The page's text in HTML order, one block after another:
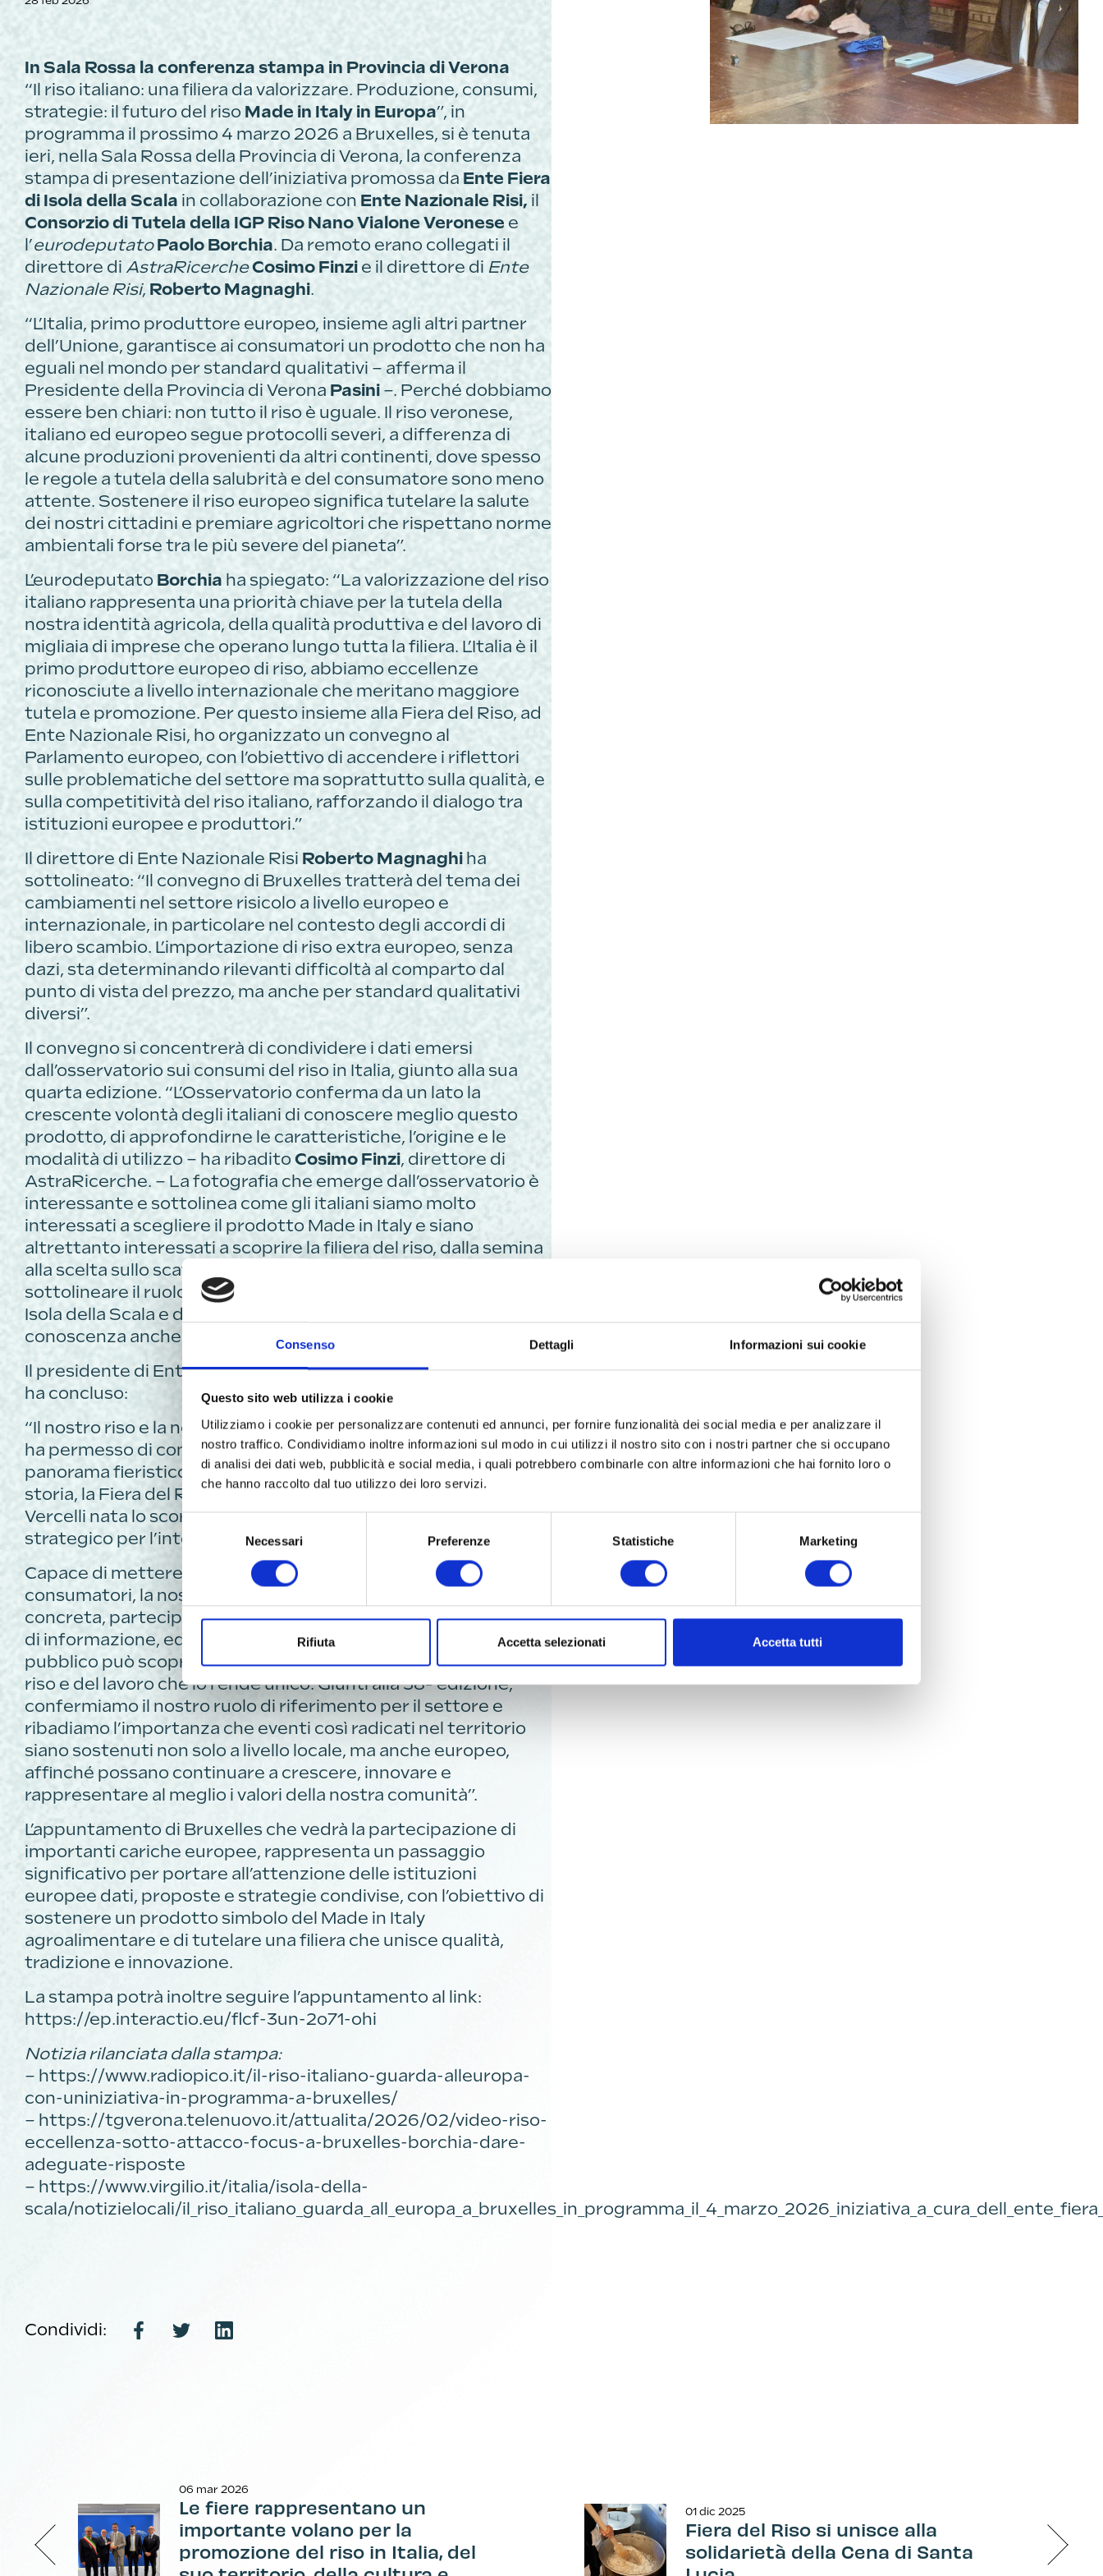
Consenso Dettagli Informazioni sui cookie
Questo sito web utilizza i cookie
Utilizziamo i cookie per personalizzare contenuti ed annunci, per fornire funzionalità dei social media e per analizzare il
nostro traffico. Condividiamo inoltre informazioni sul modo in cui utilizzi il nostro sito con i nostri partner che si occupano
di analisi dei dati web, pubblicità e social media, i quali potrebbero combinarle con altre informazioni che hai fornito loro o
che hanno raccolto dal tuo utilizzo dei loro servizi.
Selezione
del
Necessari Preferenze Statistiche Marketing
Rifiuta Accetta selezionati Accetta tutti
In Sala Rossa la conferenza stampa in Provincia di Verona
“Il riso italiano: una filiera da valorizzare. Produzione, consumi,
strategie: il futuro del riso Made in Italy in Europa”, in
programma il prossimo 4 marzo 2026 a Bruxelles, si è tenuta
ieri, nella Sala Rossa della Provincia di Verona, la conferenza
stampa di presentazione dell’iniziativa promossa da Ente Fiera
di Isola della Scala in collaborazione con Ente Nazionale Risi, il
Consorzio di Tutela della IGP Riso Nano Vialone Veronese e
l’eurodeputato Paolo Borchia. Da remoto erano collegati il
direttore di AstraRicercheCosimo Finzi e il direttore di Ente
Nazionale Risi, Roberto Magnaghi.
“L’Italia, primo produttore europeo, insieme agli altri partner
dell’Unione, garantisce ai consumatori un prodotto che non ha
eguali nel mondo per standard qualitativi – afferma il
Presidente della Provincia di Verona Pasini –. Perché dobbiamo
essere ben chiari: non tutto il riso è uguale. Il riso veronese,
italiano ed europeo segue protocolli severi, a differenza di
alcune produzioni provenienti da altri continenti, dove spesso
le regole a tutela della salubrità e del consumatore sono meno
attente. Sostenere il riso europeo significa tutelare la salute
dei nostri cittadini e premiare agricoltori che rispettano norme
ambientali forse tra le più severe del pianeta”.
L’eurodeputato Borchia ha spiegato: “La valorizzazione del riso
italiano rappresenta una priorità chiave per la tutela della
nostra identità agricola, della qualità produttiva e del lavoro di
migliaia di imprese che operano lungo tutta la filiera. L’Italia è il
primo produttore europeo di riso, abbiamo eccellenze
riconosciute a livello internazionale che meritano maggiore
tutela e promozione. Per questo insieme alla Fiera del Riso, ad
Ente Nazionale Risi, ho organizzato un convegno al
Parlamento europeo, con l’obiettivo di accendere i riflettori
sulle problematiche del settore ma soprattutto sulla qualità, e
sulla competitività del riso italiano, rafforzando il dialogo tra
istituzioni europee e produttori.”
Il direttore di Ente Nazionale Risi Roberto Magnaghi ha
sottolineato: “Il convegno di Bruxelles tratterà del tema dei
cambiamenti nel settore risicolo a livello europeo e
internazionale, in particolare nel contesto degli accordi di
libero scambio. L’importazione di riso extra europeo, senza
dazi, sta determinando rilevanti difficoltà al comparto dal
punto di vista del prezzo, ma anche per standard qualitativi
diversi”.
Il convegno si concentrerà di condividere i dati emersi
dall’osservatorio sui consumi del riso in Italia, giunto alla sua
quarta edizione. “L’Osservatorio conferma da un lato la
crescente volontà degli italiani di conoscere meglio questo
prodotto, di approfondirne le caratteristiche, l’origine e le
modalità di utilizzo – ha ribadito Cosimo Finzi, direttore di
AstraRicerche. – La fotografia che emerge dall’osservatorio è
interessante e sottolinea come gli italiani siamo molto
interessati a scegliere il prodotto Made in Italy e siano
altrettanto interessati a scoprire la filiera del riso, dalla semina
alla scelta sullo scaffale. In questa direzione, è importante
sottolineare il ruolo strategico delle fiere, quali Fiera del Riso di
Isola della Scala e di Risò di Vercelli, punto d’incontro e di
conoscenza anche attraverso esperienze immersive”.
Il presidente di Ente Fiera di Isola della Scala,Roberto Venturi,
ha concluso:
“Il nostro riso e la nostra terra esprimono un’eccellenza che ci
ha permesso di conquistare un ruolo di primo piano nel
panorama fieristico italiano ed europeo. Con i suoi 58 anni di
storia, la Fiera del Riso di Isola della Scala, insieme a Risò di
Vercelli nata lo scorso anno, rappresenta un appuntamento
strategico per l’intero comparto risicolo.
Capace di mettere in contatto diretto produttori e
consumatori, la nostra manifestazione offre un’esperienza
concreta, partecipata e di alta qualità: uno spazio privilegiato
di informazione, educazione ed esperienza diretta, dove il
pubblico può scoprire, assaggiare e comprendere il valore del
riso e del lavoro che lo rende unico. Giunti alla 58ª edizione,
confermiamo il nostro ruolo di riferimento per il settore e
ribadiamo l’importanza che eventi così radicati nel territorio
siano sostenuti non solo a livello locale, ma anche europeo,
affinché possano continuare a crescere, innovare e
rappresentare al meglio i valori della nostra comunità”.
L’appuntamento di Bruxelles che vedrà la partecipazione di
importanti cariche europee, rappresenta un passaggio
significativo per portare all’attenzione delle istituzioni
europee dati, proposte e strategie condivise, con l’obiettivo di
sostenere un prodotto simbolo del Made in Italy
agroalimentare e di tutelare una filiera che unisce qualità,
tradizione e innovazione.
La stampa potrà inoltre seguire l’appuntamento al link:
https://ep.interactio.eu/flcf-3un-2o71-ohi
Notizia rilanciata dalla stampa:
– https://www.radiopico.it/il-riso-italiano-guarda-alleuropa-
con-uniniziativa-in-programma-a-bruxelles/
– https://tgverona.telenuovo.it/attualita/2026/02/video-riso-
eccellenza-sotto-attacco-focus-a-bruxelles-borchia-dare-
adeguate-risposte
– https://www.virgilio.it/italia/isola-della-
scala/notizielocali/
Condividi:
06 mar 2026
Le fiere rappresentano un
importante volano per la
promozione del riso in Italia, del
01 dic 2025
Fiera del Riso si unisce alla
solidarietà della Cena di Santa